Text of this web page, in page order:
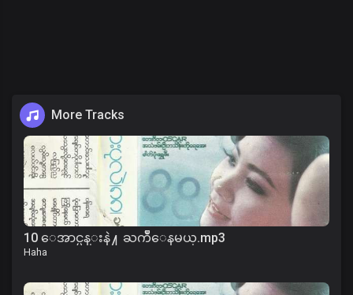
More Tracks
10 ေအာင္ပန္းနဲ႔ ႀကိဳေနမယ္.mp3
Haha